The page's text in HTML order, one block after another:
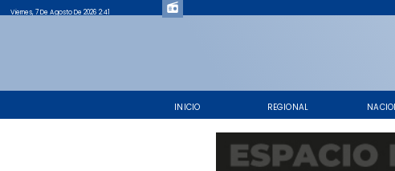
INICIO REGIONAL
Viernes, 7 De Agosto De 2026 2:41